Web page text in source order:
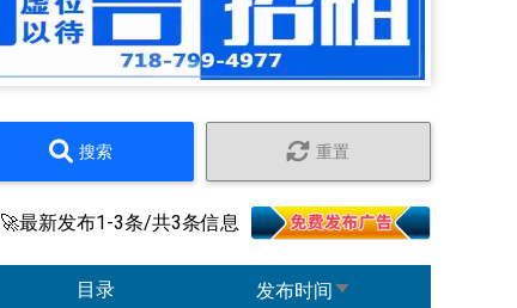
搜索 重置
🚀最新发布1-3条/共3条信息
目录 发布时间Sort ascending